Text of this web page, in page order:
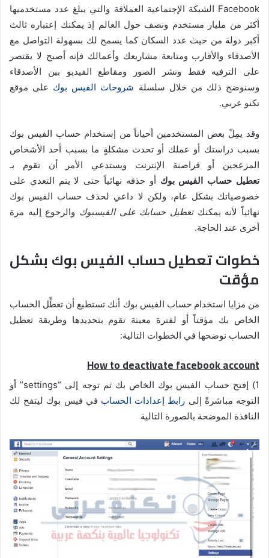
Facebook الشبكة الإجتماعية العملاقة والتي يبلغ عدد مستخدميها
أكثر من مليار مستخدم ونصف حول العالم إذ يمكنك إعتباره ثالث
أكبر دولة من حيث عدد السكان كما يسمح لك بسهولة التواصل مع
الأصدقاء والأقارب ومتابعة مشاريعك وأعمالك فإنه أصبح لا يقتصر
على الترفيه فقط ونشر الصور ومقاطع الفيديو بين الأصدقاء
وسنوضح ذلك من خلال سلسلة شروحات الفيس بوك على موقع
تكنو عربي.
وقد يمِلّ بعض المستخدمين أحياناً من إستخدام حساب الفيس بوك
بسبب دراستك أو عملك أو تحدث مشكلةٍ ما بسبب أحد الأشخاص
المزعجين أو قراصنة الإنترنت ويستدعي الأمر أن تقوم بـ
تعطيل حساب الفيس بوك أو حذفه نهائياً حتى لا يتم التعدي على
خصوصياتك بشكل عام، ولكن لا داعي لحذف حساب الفيس بوك
نهائياً لأنه يمكنكتعطيل حسابك على الفيسبوك والرجوع إليه مرة
أخرى عند الحاجة.
خطوات تعطيل حساب الفيس بوك بشكل
مؤقت
من مزايا استخدام حساب الفيس بوك أنك تستطيع أن تعطِّل الحساب
الخاص بك مؤقتاً أو لفترة معينة تقوم بتحديدها وطريقة تعطيل
الحساب نوضحها في الخطوات التالية:
How to deactivate facebook account
1) إفتح حساب الفيس بوك الخاص بك ثم توجه إلى “settings” أو
التوجه مباشرةً إلى رابط إعدادات الحساب في فيس بوك ليتفح لك
النافذة الموضحة بالصورة التالية